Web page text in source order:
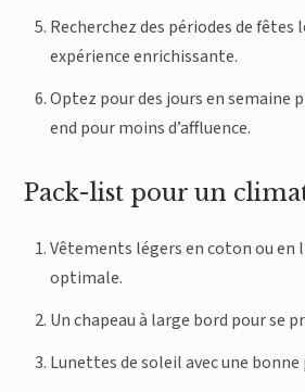
Recherchez des périodes de fêtes
expérience enrichissante.
Optez pour des jours en semaine
end pour moins d’affluence.
Pack-list pour un
Vêtements légers en coton ou en
optimale.
Un chapeau à large bord pour se
Lunettes de soleil avec une